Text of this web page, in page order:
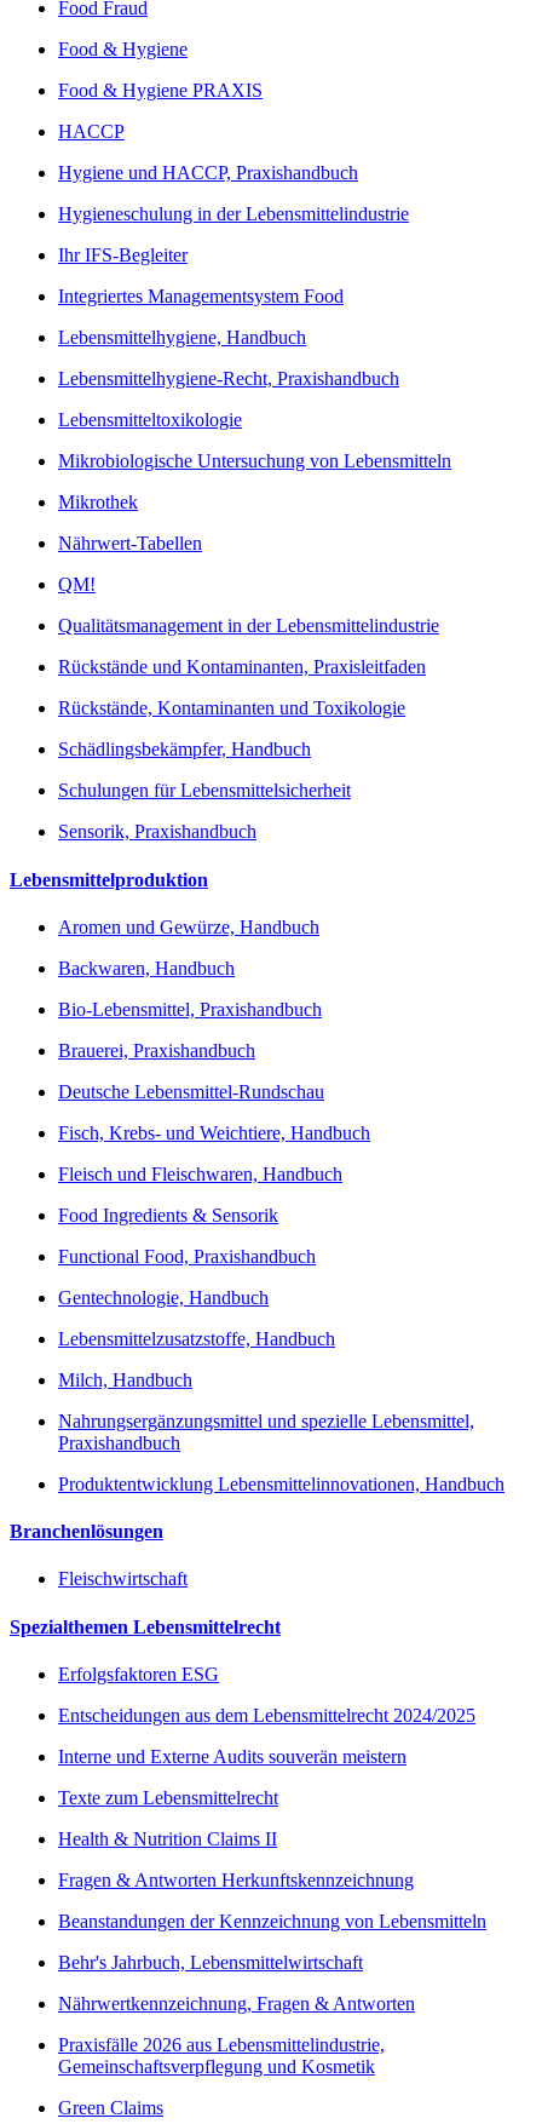
Food Fraud
Food & Hygiene
Food & Hygiene PRAXIS
HACCP
Hygiene und HACCP, Praxishandbuch
Hygieneschulung in der Lebensmittelindustrie
Ihr IFS-Begleiter
Integriertes Managementsystem Food
Lebensmittelhygiene, Handbuch
Lebensmittelhygiene-Recht, Praxishandbuch
Lebensmitteltoxikologie
Mikrobiologische Untersuchung von Lebensmitteln
Mikrothek
Nährwert-Tabellen
QM!
Qualitätsmanagement in der Lebensmittelindustrie
Rückstände und Kontaminanten, Praxisleitfaden
Rückstände, Kontaminanten und Toxikologie
Schädlingsbekämpfer, Handbuch
Schulungen für Lebensmittelsicherheit
Sensorik, Praxishandbuch
Lebensmittelproduktion
Aromen und Gewürze, Handbuch
Backwaren, Handbuch
Bio-Lebensmittel, Praxishandbuch
Brauerei, Praxishandbuch
Deutsche Lebensmittel-Rundschau
Fisch, Krebs- und Weichtiere, Handbuch
Fleisch und Fleischwaren, Handbuch
Food Ingredients & Sensorik
Functional Food, Praxishandbuch
Gentechnologie, Handbuch
Lebensmittelzusatzstoffe, Handbuch
Milch, Handbuch
Nahrungsergänzungsmittel und spezielle Lebensmittel,
Praxishandbuch
Produktentwicklung Lebensmittelinnovationen, Handbuch
Branchenlösungen
Fleischwirtschaft
Spezialthemen Lebensmittelrecht
Erfolgsfaktoren ESG
Entscheidungen aus dem Lebensmittelrecht 2024/2025
Interne und Externe Audits souverän meistern
Texte zum Lebensmittelrecht
Health & Nutrition Claims II
Fragen & Antworten Herkunftskennzeichnung
Beanstandungen der Kennzeichnung von Lebensmitteln
Behr's Jahrbuch, Lebensmittelwirtschaft
Nährwertkennzeichnung, Fragen & Antworten
Praxisfälle 2026 aus Lebensmittelindustrie,
Gemeinschaftsverpflegung und Kosmetik
Green Claims